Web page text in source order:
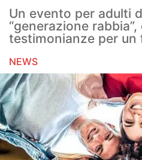
Calcio
Motori
Volley
Hockey
Altri sport
Hockey
Un evento per adulti
“generazione
testimonianze per un
NEWS